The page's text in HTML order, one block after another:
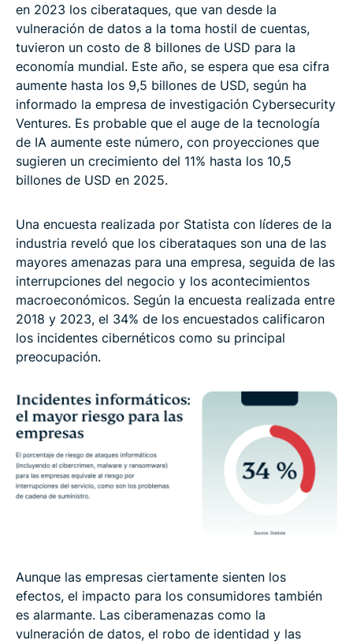
en 2023 los ciberataques, que van desde la
vulneración de datos a la toma hostil de cuentas,
tuvieron un costo de 8 billones de USD para la
economía mundial. Este año, se espera que esa cifra
aumente hasta los 9,5 billones de USD, según ha
informado la empresa de investigación Cybersecurity
Ventures. Es probable que el auge de la tecnología
de IA aumente este número, con proyecciones que
sugieren un crecimiento del 11% hasta los 10,5
billones de USD en 2025.
Una encuesta realizada por Statista con líderes de la
industria reveló que los ciberataques son una de las
mayores amenazas para una empresa, seguida de las
interrupciones del negocio y los acontecimientos
macroeconómicos. Según la encuesta realizada entre
2018 y 2023, el 34% de los encuestados calificaron
los incidentes cibernéticos como su principal
preocupación.
Aunque las empresas ciertamente sienten los
efectos, el impacto para los consumidores también
es alarmante. Las ciberamenazas como la
vulneración de datos, el robo de identidad y las